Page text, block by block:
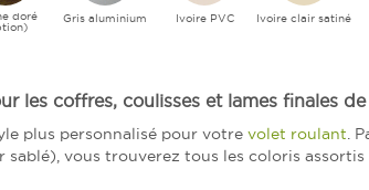
doré Gris aluminium Ivoire PVC Ivoire clair satiné
les coffres, coulisses et lames finales
plus personnalisé pour votre volet roulant.
vous trouverez tous les coloris assortis